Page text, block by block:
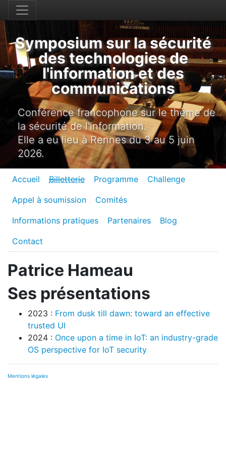
Symposium sur la sécurité
des technologies de
l'information et des
communications
Conférence francophone sur le thème de
la sécurité de l'information.
Elle a eu lieu à Rennes du 3 au 5 juin
2026.
Accueil Billetterie Programme Challenge
Appel à soumission Comités
Informations pratiques Partenaires Blog
Contact
Patrice Hameau
Ses présentations
2023 : From dusk till dawn: toward an effective
trusted UI
2024 : Once upon a time in IoT: an industry-grade
OS perspective for IoT security
Mentions légales